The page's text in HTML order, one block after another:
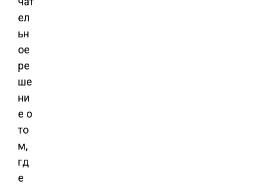
ел
ьн
ое
ре
ше
ни
е о
то
м,
гд
е